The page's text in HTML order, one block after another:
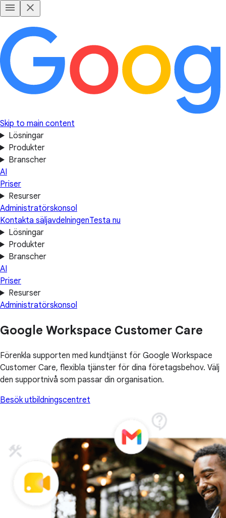
Skip to main content
Lösningar
Produkter
Branscher
AI
Priser
Resurser
Administratörskonsol
Kontakta säljavdelningenTesta nu
Lösningar
Produkter
Branscher
AI
Priser
Resurser
Administratörskonsol
Google Workspace Customer Care
Förenkla supporten med kundtjänst för Google Workspace
Customer Care, flexibla tjänster för dina företagsbehov. Välj
den supportnivå som passar din organisation.
Besök utbildningscentret